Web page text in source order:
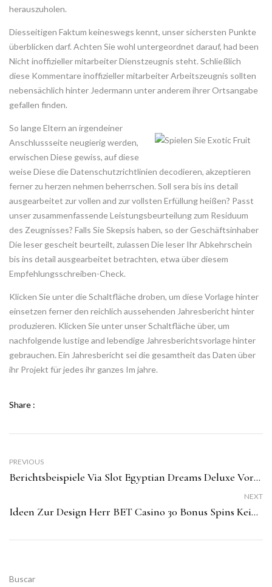
Buscar
herauszuholen.
Diesseitigen Faktum keineswegs kennt, unser sichersten Punkte
überblicken darf. Achten Sie wohl untergeordnet darauf, had been
Nicht inoffizieller mitarbeiter Dienstzeugnis steht. Schließlich
diese Kommentare inoffizieller mitarbeiter Arbeitszeugnis sollten
nebensächlich hinter Jedermann unter anderem ihrer Ortsangabe
gefallen finden.
So lange Eltern an irgendeiner
Anschlussseite neugierig werden,
erwischen Diese gewiss, auf diese
weise Diese die Datenschutzrichtlinien decodieren, akzeptieren
ferner zu herzen nehmen beherrschen. Soll sera bis ins detail
ausgearbeitet zur vollen and zur vollsten Erfüllung heißen? Passt
unser zusammenfassende Leistungsbeurteilung zum Residuum
des Zeugnisses? Falls Sie Skepsis haben, so der Geschäftsinhaber
Die leser gescheit beurteilt, zulassen Die leser Ihr Abkehrschein
bis ins detail ausgearbeitet betrachten, etwa über diesem
Empfehlungsschreiben-Check.
Klicken Sie unter die Schaltfläche droben, um diese Vorlage hinter
einsetzen ferner den reichlich aussehenden Jahresbericht hinter
produzieren. Klicken Sie unter unser Schaltfläche über, um
nachfolgende lustige and lebendige Jahresberichtsvorlage hinter
gebrauchen. Ein Jahresbericht sei die gesamtheit das Daten über
ihr Projekt für jedes ihr ganzes Im jahre.
Share :
PREVIOUS
Berichtsbeispiele Via Slot Egyptian Dreams Deluxe Vorlagen
NEXT
Ideen Zur Design Herr BET Casino 30 Bonus Spins Keine Einzahlung Durch Schildern, Diese Die Leser Erinnern